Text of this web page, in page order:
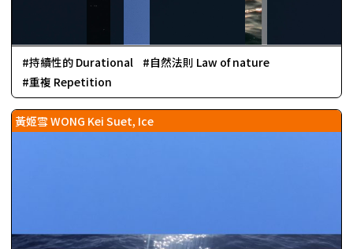
持續性的 Durational
自然法則 Law of nature
重複 Repetition
黃姬雪 WONG Kei Suet, Ice